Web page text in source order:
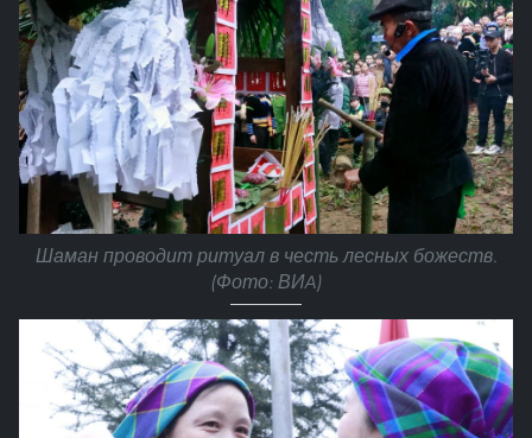
Шаман проводит ритуал в честь лесных божеств.
(Фото: ВИA)